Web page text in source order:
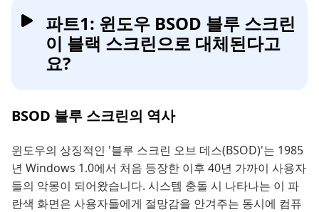
파트1: 윈도우 BSOD 블루 스크린
이 블랙 스크린으로 대체된다고
요?
BSOD 블루 스크린의 역사
윈도우의 상징적인 '블루 스크린 오브 데스(BSOD)'는 1985
년 Windows 1.0에서 처음 등장한 이후 40년 가까이 사용자
들의 악몽이 되어왔습니다. 시스템 충돌 시 나타나는 이 파
란색 화면은 사용자들에게 절망감을 안겨주는 동시에 컴퓨